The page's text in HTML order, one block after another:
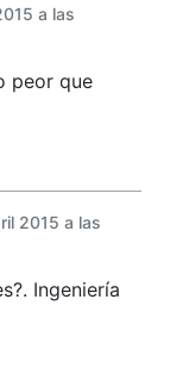
a las
peor que
2015 a las
Ingeniería